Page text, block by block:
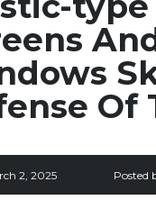
Of
2, 2025 Posted